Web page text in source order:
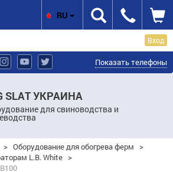
Вход
Показать телефоны
SLAT УКРАИНА
для свиноводства и
RU
> Оборудование для обогрева ферм
>
L.B. White >